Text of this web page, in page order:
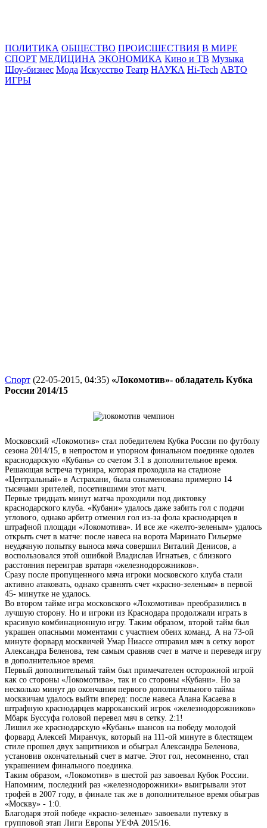
ПОЛИТИКА ОБЩЕСТВО ПРОИСШЕСТВИЯ В МИРЕ
СПОРТ МЕДИЦИНА ЭКОНОМИКА Кино и ТВ Музыка
Шоу-бизнес Мода Искусство Театр НАУКА Hi-Tech АВТО
ИГРЫ
Спорт (22-05-2015, 04:35) «Локомотив»- обладатель Кубка
России 2014/15
Московский «Локомотив» стал победителем Кубка России по футболу
сезона 2014/15, в непростом и упорном финальном поединке одолев
краснодарскую «Кубань» со счетом 3:1 в дополнительное время.
Решающая встреча турнира, которая проходила на стадионе
«Центральный» в Астрахани, была ознаменована примерно 14
тысячами зрителей, посетившими этот матч.
Первые тридцать минут матча проходили под диктовку
краснодарского клуба. «Кубани» удалось даже забить гол с подачи
углового, однако арбитр отменил гол из-за фола краснодарцев в
штрафной площади «Локомотива». И все же «желто-зеленым» удалось
открыть счет в матче: после навеса на ворота Маринато Гильерме
неудачную попытку выноса мяча совершил Виталий Денисов, а
воспользовался этой ошибкой Владислав Игнатьев, с близкого
расстояния переиграв вратаря «железнодорожников».
Сразу после пропущенного мяча игроки московского клуба стали
активно атаковать, однако сравнять счет «красно-зеленым» в первой
45- минутке не удалось.
Во втором тайме игра московского «Локомотива» преобразились в
лучшую сторону. Но и игроки из Краснодара продолжали играть в
красивую комбинационную игру. Таким образом, второй тайм был
украшен опасными моментами с участием обеих команд. А на 73-ой
минуте форвард москвичей Умар Ниассе отправил мяч в сетку ворот
Александра Беленова, тем самым сравняв счет в матче и переведя игру
в дополнительное время.
Первый дополнительный тайм был примечателен осторожной игрой
как со стороны «Локомотива», так и со стороны «Кубани». Но за
несколько минут до окончания первого дополнительного тайма
москвичам удалось выйти вперед: после навеса Алана Касаева в
штрафную краснодарцев марроканский игрок «железнодорожников»
Мбарк Буссуфа головой перевел мяч в сетку. 2:1!
Лишил же краснодарскую «Кубань» шансов на победу молодой
форвард Алексей Миранчук, который на 111-ой минуте в блестящем
стиле прошел двух защитников и обыграл Александра Беленова,
установив окончательный счет в матче. Этот гол, несомненно, стал
украшением финального поединка.
Таким образом, «Локомотив» в шестой раз завоевал Кубок России.
Напомним, последний раз «железнодорожники» выигрывали этот
трофей в 2007 году, в финале так же в дополнительное время обыграв
«Москву» - 1:0.
Благодаря этой победе «красно-зеленые» завоевали путевку в
групповой этап Лиги Европы УЕФА 2015/16.